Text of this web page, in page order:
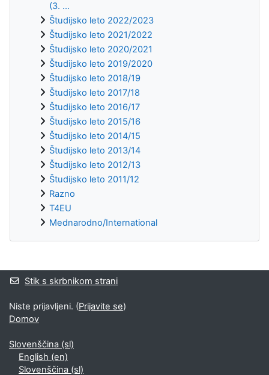
(3. ...
Študijsko leto 2022/2023
Študijsko leto 2021/2022
Študijsko leto 2020/2021
Študijsko leto 2019/2020
Študijsko leto 2018/19
Študijsko leto 2017/18
Študijsko leto 2016/17
Študijsko leto 2015/16
Študijsko leto 2014/15
Študijsko leto 2013/14
Študijsko leto 2012/13
Študijsko leto 2011/12
Razno
T4EU
Mednarodno/International
Supplementary blocks
Stik s skrbnikom strani
Niste prijavljeni. (Prijavite se)
Domov
Slovenščina ‎(sl)‎
English ‎(en)‎
Slovenščina ‎(sl)‎